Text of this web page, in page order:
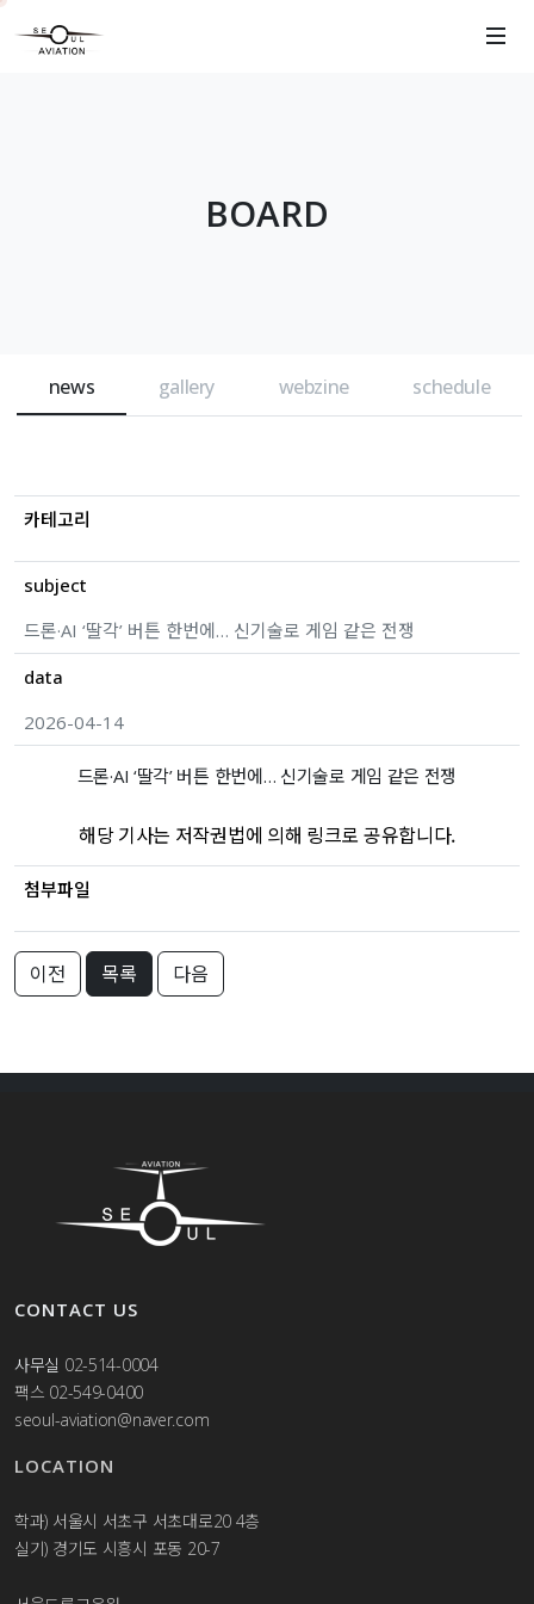
BOARD
news gallery webzine schedule
카테고리
subject
드론·AI ‘딸각’ 버튼 한번에… 신기술로 게임 같은 전쟁
data
2026-04-14
드론·AI ‘딸각’ 버튼 한번에… 신기술로 게임 같은 전쟁
해당 기사는 저작권법에 의해 링크로 공유합니다.
첨부파일
이전 목록 다음
CONTACT US
사무실 02-514-0004
팩스 02-549-0400
seoul-aviation@naver.com
LOCATION
학과) 서울시 서초구 서초대로20 4층
실기) 경기도 시흥시 포동 20-7